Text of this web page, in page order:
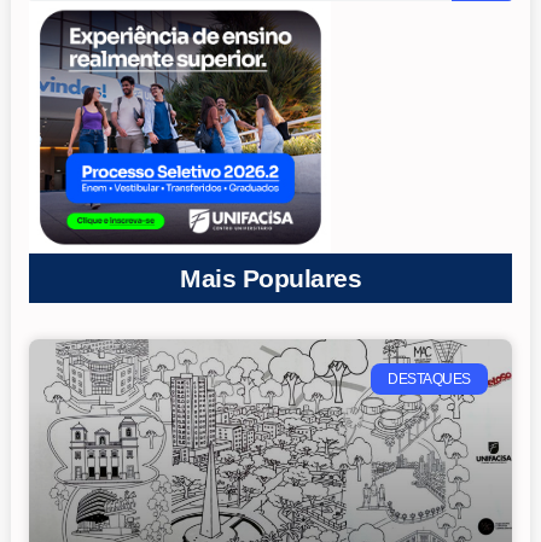
Mais Populares
DESTAQUES